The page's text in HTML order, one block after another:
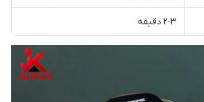
۲-۳ دقیقه